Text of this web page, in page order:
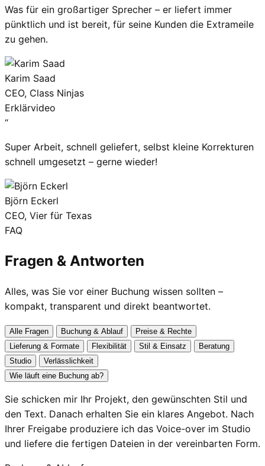
Was für ein großartiger Sprecher – er liefert immer
pünktlich und ist bereit, für seine Kunden die Extrameile
zu gehen.
Karim Saad
CEO, Class Ninjas
Erklärvideo
“
Super Arbeit, schnell geliefert, selbst kleine Korrekturen
schnell umgesetzt – gerne wieder!
Björn Eckerl
CEO, Vier für Texas
FAQ
Fragen & Antworten
Alles, was Sie vor einer Buchung wissen sollten –
kompakt, transparent und direkt beantwortet.
Alle Fragen Buchung & Ablauf
Preise & Rechte
Lieferung & Formate
Flexibilität Stil & Einsatz
Beratung
Studio
Verlässlichkeit
Wie läuft eine Buchung ab?
Sie schicken mir Ihr Projekt, den gewünschten Stil und
den Text. Danach erhalten Sie ein klares Angebot. Nach
Ihrer Freigabe produziere ich das Voice-over im Studio
und liefere die fertigen Dateien in der vereinbarten Form.